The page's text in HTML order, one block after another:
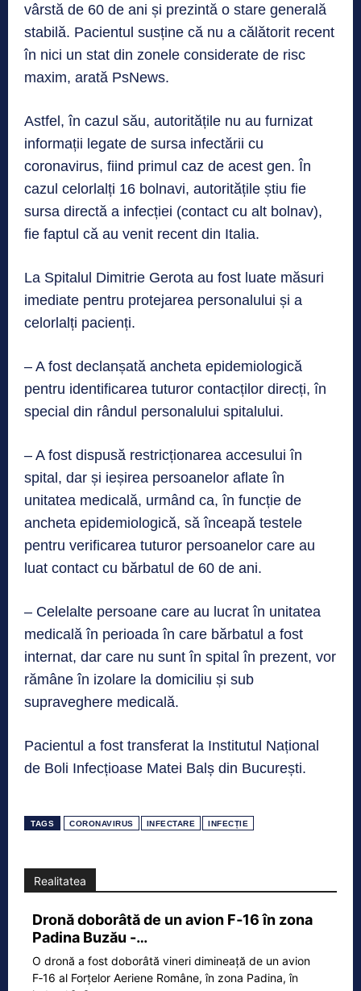
vârstă de 60 de ani și prezintă o stare generală
stabilă. Pacientul susține că nu a călătorit recent
în nici un stat din zonele considerate de risc
maxim, arată PsNews.
Astfel, în cazul său, autoritățile nu au furnizat
informații legate de sursa infectării cu
coronavirus, fiind primul caz de acest gen. În
cazul celorlalți 16 bolnavi, autoritățile știu fie
sursa directă a infecției (contact cu alt bolnav),
fie faptul că au venit recent din Italia.
La Spitalul Dimitrie Gerota au fost luate măsuri
imediate pentru protejarea personalului și a
celorlalți pacienți.
– A fost declanșată ancheta epidemiologică
pentru identificarea tuturor contacților direcți, în
special din rândul personalului spitalului.
– A fost dispusă restricționarea accesului în
spital, dar și ieșirea persoanelor aflate în
unitatea medicală, urmând ca, în funcție de
ancheta epidemiologică, să înceapă testele
pentru verificarea tuturor persoanelor care au
luat contact cu bărbatul de 60 de ani.
– Celelalte persoane care au lucrat în unitatea
medicală în perioada în care bărbatul a fost
internat, dar care nu sunt în spital în prezent, vor
rămâne în izolare la domiciliu și sub
supraveghere medicală.
Pacientul a fost transferat la Institutul Național
de Boli Infecțioase Matei Balș din București.
TAGS CORONAVIRUS INFECTARE INFECȚIE
Realitatea
Dronă doborâtă de un avion F‑16 în zona
Padina Buzău -…
O dronă a fost doborâtă vineri dimineață de un avion
F‑16 al Forțelor Aeriene Române, în zona Padina, în